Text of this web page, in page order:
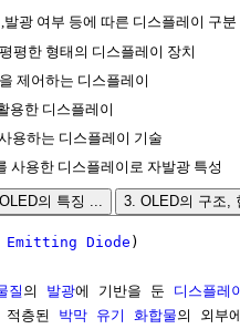
발광 여부 등에 따른 디스플레이 구분
평한 형태의 디스플레이 장치
제어하는 디스플레이
용한 디스플레이
용하는 디스플레이 기술
사용한 디스플레이로 자발광 특성
의 특징 ... 3. OLED의 구조,
Diode )
질 의 발광에 기반을 둔 디스플레
적층된 박막 유기 화합물의 외부